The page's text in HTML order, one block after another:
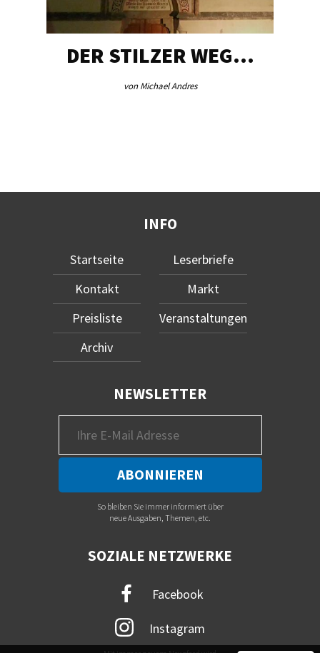
DER STILZER WEG…
von Michael Andres
INFO
Startseite
Kontakt
Preisliste
Archiv
Leserbriefe
Markt
Veranstaltungen
NEWSLETTER
So bleiben Sie immer informiert über
neue Ausgaben, Themen, etc.
SOZIALE NETZWERKE
Facebook
Instagram